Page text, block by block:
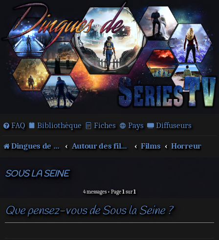
FAQ Bibliothèque Fiches Pays Diffuseurs
Dingues de séries télé ! Autour des films et séries Films Horreur
SOUS LA SEINE
4 messages • Page1sur1
Que pensez-vous de Sous la Seine ?